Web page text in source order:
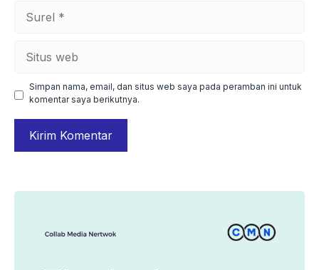
web
Simpan nama, email, dan situs web saya pada peramban ini untuk
komentar saya berikutnya.